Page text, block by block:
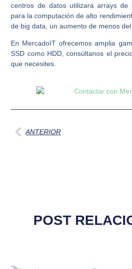
centros de datos utilizará arrays de
para la computación de alto
de big data, un aumento de menos del
En MercadoIT ofrecemos amplia
SSD como HDD, consúltanos el
que necesites.
Ant
ANTERIOR
POST